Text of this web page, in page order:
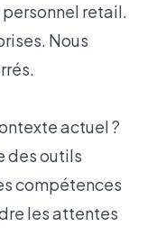
retail.
Nous
actuel ?
des outils
compétences
les attentes
peuvent
développer
forte. Elles
peuvent
offrir des
opportunités